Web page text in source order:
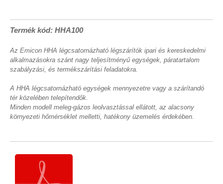
Termék kód: HHA100
Az Emicon HHA légcsatornázható légszárítók ipari és kereskedelmi
alkalmazásokra szánt nagy teljesítményű egységek, páratartalom
szabályzási, és termékszárítási feladatokra.
A HHA légcsatornázható egységek mennyezetre vagy a szárítandó
tér közelében telepítendők.
Minden modell meleg-gázos leolvasztással ellátott, az alacsony
környezeti hőmérséklet melletti, hatékony üzemelés érdekében.